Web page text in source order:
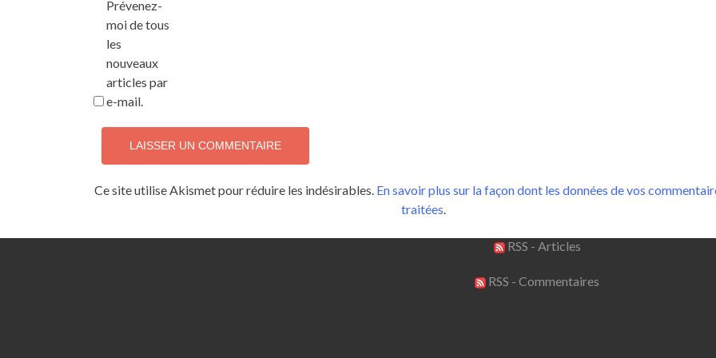
Prévenez-
moi de tous
les
nouveaux
articles par
e-mail.
Ce site utilise Akismet pour réduire les indésirables. En savoir plus sur la façon dont les données de vos
traitées.
RSS - Articles
RSS - Commentaires